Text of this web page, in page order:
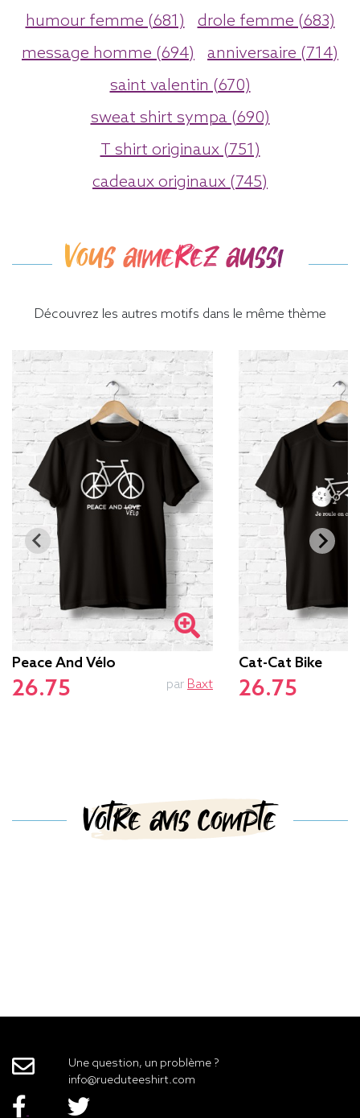
humour femme (681)
drole femme (683)
message homme (694)
anniversaire (714)
saint valentin (670)
sweat shirt sympa (690)
T shirt originaux (751)
cadeaux originaux (745)
Vous aimerez aussi
Découvrez les autres motifs dans le même thème
Peace And Vélo
26.75 par Baxt
Cat-Cat Bike
26.75
Votre avis compte
Une question, un problème ?
info@rueduteeshirt.com